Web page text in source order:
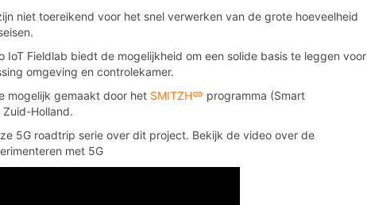
niet toereikend voor het snel verwerken van de grote hoeveelheid
Fieldlab biedt de mogelijkheid om een solide basis te leggen voor
omgeving en controlekamer.
mogelijk gemaakt door het SMITZH
programma (Smart
Holland.
5G roadtrip serie over dit project. Bekijk de video over de
met 5G